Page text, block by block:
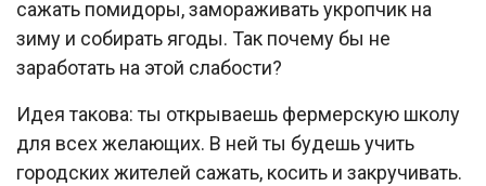
сажать помидоры, замораживать укропчик на
зиму и собирать ягоды. Так почему бы не
заработать на этой слабости?
Идея такова: ты открываешь фермерскую школу
для всех желающих. В ней ты будешь учить
городских жителей сажать, косить и закручивать.